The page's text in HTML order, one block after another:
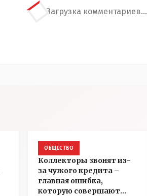
Загрузка комментариев...
ОБЩЕСТВО
Коллекторы звонят из-
за чужого кредита –
главная ошибка,
которую совершают